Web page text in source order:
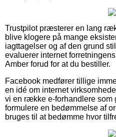
Trustpilot præsterer en lang
blive klogere på mange
iagttagelser og af den grund
evaluerer internet
Amber forud for at du bestiller.
Facebook medfører tillige
en idé om internet
vi en række e-forhandlere som
formulere en bedømmelse af
bruges til at bedømme hvor